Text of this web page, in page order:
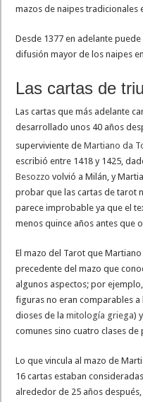
mazos de naipes tradicionales
Desde 1377 en adelante
difusión mayor de los naipes
Las cartas de
Las cartas que más adelante
desarrollado unos 40 años
superviviente deMartiano da
escribió entre 1418 y 1425,
Besozzo volvió a Milán, y
probar que las cartas de tarot
parece improbable ya que el
menos quince años antes que
El mazo del Tarot que
precedente del mazo que
algunos aspectos; por
figuras no eran comparables
dioses de lamitología griega)
comunes sino cuatro clases de
Lo que vincula al mazo de
16 cartas estaban
alrededor de 25 años